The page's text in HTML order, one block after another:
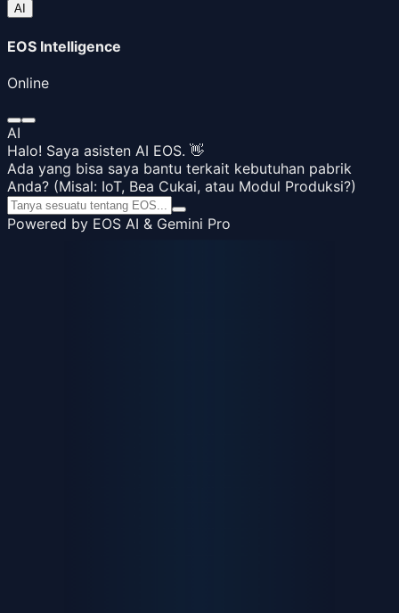
AI
EOS Intelligence
Online
AI
Halo! Saya asisten AI EOS. 👋
Ada yang bisa saya bantu terkait kebutuhan pabrik
Anda? (Misal: IoT, Bea Cukai, atau Modul Produksi?)
Powered by EOS AI & Gemini Pro